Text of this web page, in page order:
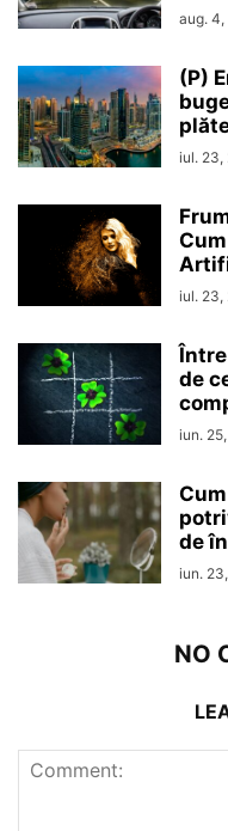
aug.
(P)
iul. 23,
iul. 23,
de
iun.
de
iun.
NO